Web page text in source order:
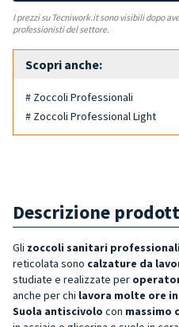
I prezzi su Tecniwork.it sono visibili dopo
professionisti del settore.
Scopri anche:
# Zoccoli Professionali
# Zoccoli Professional Light
Descrizione
Gli zoccoli sanitari
reticolata sono calzature da
studiate e realizzate per
anche per chi lavora molte ore
Suola antiscivolo con massimo